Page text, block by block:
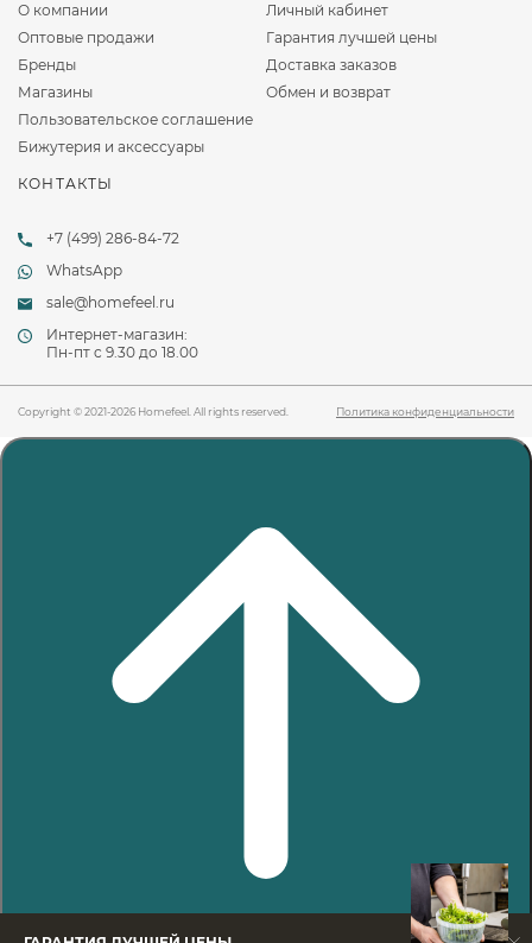
О компании
Оптовые продажи
Бренды
Магазины
Пользовательское соглашение
Бижутерия и аксессуары
Личный кабинет
Гарантия лучшей цены
Доставка заказов
Обмен и возврат
КОНТАКТЫ
+7 (499) 286-84-72
WhatsApp
sale@homefeel.ru
Интернет-магазин:
Пн-пт c 9.30 до 18.00
Copyright © 2021-2026 Homefeel. All rights reserved. Политика конфиденциальности